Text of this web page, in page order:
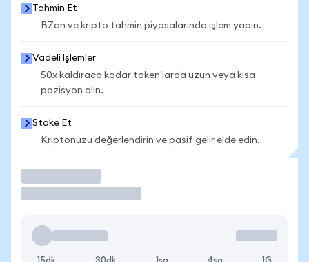
Tahmin Et
BZon ve kripto tahmin piyasalarında işlem yapın.
Vadeli İşlemler
50x kaldıraca kadar token'larda uzun veya kısa
pozisyon alın.
Stake Et
Kriptonuzu değerlendirin ve pasif gelir elde edin.